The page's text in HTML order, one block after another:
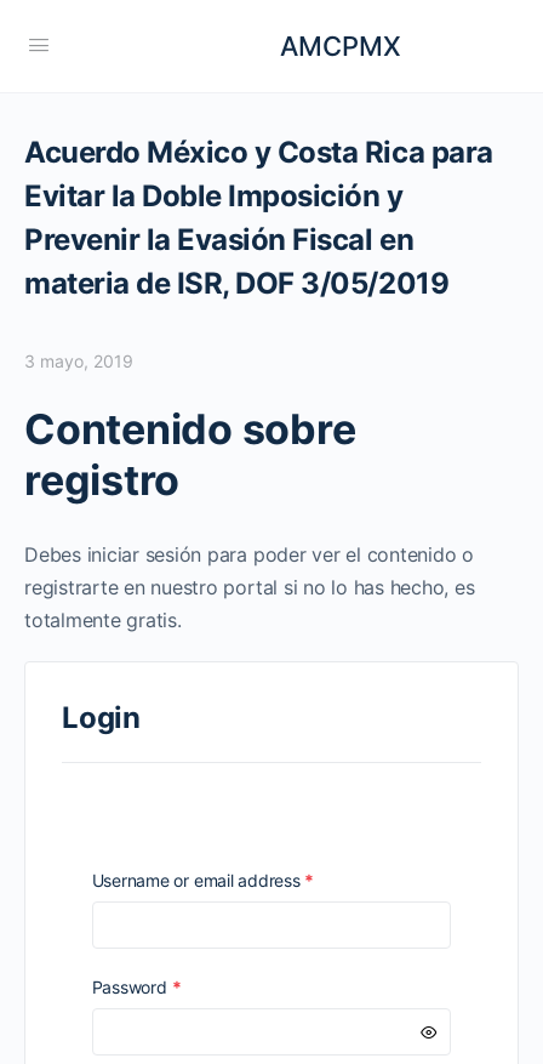
AMCPMX
Acuerdo México y Costa Rica para
Evitar la Doble Imposición y
Prevenir la Evasión Fiscal en
materia de ISR, DOF 3/05/2019
3 mayo, 2019
Contenido sobre
registro
Debes iniciar sesión para poder ver el contenido o
registrarte en nuestro portal si no lo has hecho, es
totalmente gratis.
Login
Username or email address *
Password *Required